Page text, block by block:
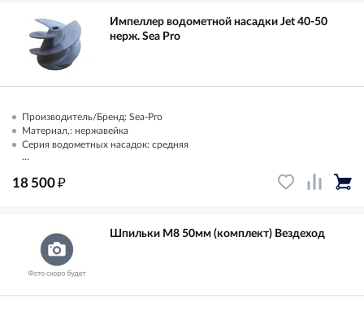
Импеллер водометной насадки Jet 40-50
нерж. Sea Pro
Производитель/Бренд: Sea-Pro
Материал,: нержавейка
Серия водометных насадок: средняя
...
18 500₽
Шпильки М8 50мм (комплект) Вездеход